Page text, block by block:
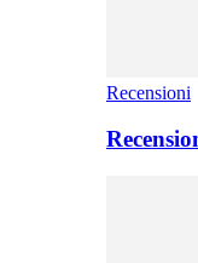
Recensioni